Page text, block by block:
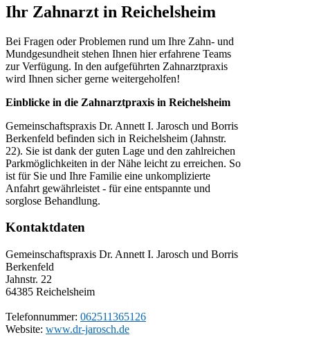
Ihr Zahnarzt in Reichelsheim
Bei Fragen oder Problemen rund um Ihre Zahn- und
Mundgesundheit stehen Ihnen hier erfahrene Teams
zur Verfügung. In den aufgeführten Zahnarztpraxis
wird Ihnen sicher gerne weitergeholfen!
Einblicke in die Zahnarztpraxis in Reichelsheim
Gemeinschaftspraxis Dr. Annett I. Jarosch und Borris
Berkenfeld befinden sich in Reichelsheim (Jahnstr.
22). Sie ist dank der guten Lage und den zahlreichen
Parkmöglichkeiten in der Nähe leicht zu erreichen. So
ist für Sie und Ihre Familie eine unkomplizierte
Anfahrt gewährleistet - für eine entspannte und
sorglose Behandlung.
Kontaktdaten
Gemeinschaftspraxis Dr. Annett I. Jarosch und Borris
Berkenfeld
Jahnstr. 22
64385 Reichelsheim
Telefonnummer: 062511365126
Website: www.dr-jarosch.de